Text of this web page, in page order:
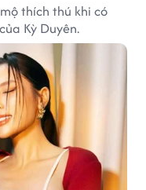
thích thú khi có
Kỳ Duyên.